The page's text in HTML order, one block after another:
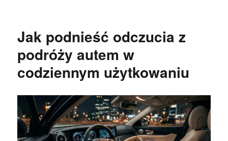
Jak podnieść odczucia z
podróży autem w
codziennym użytkowaniu